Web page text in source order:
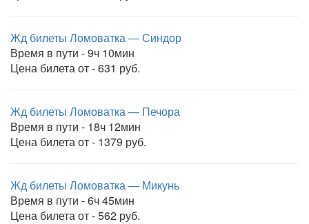
Жд билеты Ломоватка — Синдор
Время в пути - 9ч 10мин
Цена билета от - 631 руб.
Жд билеты Ломоватка — Печора
Время в пути - 18ч 12мин
Цена билета от - 1379 руб.
Жд билеты Ломоватка — Микунь
Время в пути - 6ч 45мин
Цена билета от - 562 руб.